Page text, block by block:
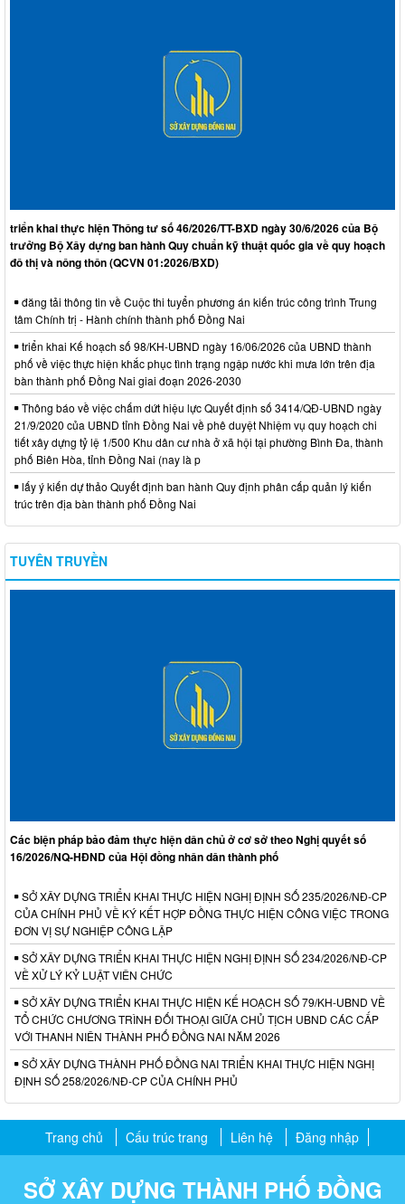
triển khai thực hiện Thông tư số 46/2026/TT-BXD ngày 30/6/2026 của Bộ
trưởng Bộ Xây dựng ban hành Quy chuẩn kỹ thuật quốc gia về quy hoạch
đô thị và nông thôn (QCVN 01:2026/BXD)
đăng tải thông tin về Cuộc thi tuyển phương án kiến trúc công trình Trung
tâm Chính trị - Hành chính thành phố Đồng Nai
triển khai Kế hoạch số 98/KH-UBND ngày 16/06/2026 của UBND thành
phố về việc thực hiện khắc phục tình trạng ngập nước khi mưa lớn trên địa
bàn thành phố Đồng Nai giai đoạn 2026-2030
Thông báo về việc chấm dứt hiệu lực Quyết định số 3414/QĐ-UBND ngày
21/9/2020 của UBND tỉnh Đồng Nai về phê duyệt Nhiệm vụ quy hoạch chi
tiết xây dựng tỷ lệ 1/500 Khu dân cư nhà ở xã hội tại phường Bình Đa, thành
phố Biên Hòa, tỉnh Đồng Nai (nay là p
lấy ý kiến dự thảo Quyết định ban hành Quy định phân cấp quản lý kiến
trúc trên địa bàn thành phố Đồng Nai
TUYÊN TRUYỀN
Các biện pháp bảo đảm thực hiện dân chủ ở cơ sở theo Nghị quyết số
16/2026/NQ-HĐND của Hội đồng nhân dân thành phố
SỞ XÂY DỰNG TRIỂN KHAI THỰC HIỆN NGHỊ ĐỊNH SỐ 235/2026/NĐ-CP
CỦA CHÍNH PHỦ VỀ KÝ KẾT HỢP ĐỒNG THỰC HIỆN CÔNG VIỆC TRONG
ĐƠN VỊ SỰ NGHIỆP CÔNG LẬP
SỞ XÂY DỰNG TRIỂN KHAI THỰC HIỆN NGHỊ ĐỊNH SỐ 234/2026/NĐ-CP
VỀ XỬ LÝ KỶ LUẬT VIÊN CHỨC
SỞ XÂY DỰNG TRIỂN KHAI THỰC HIỆN KẾ HOẠCH SỐ 79/KH-UBND VỀ
TỔ CHỨC CHƯƠNG TRÌNH ĐỐI THOẠI GIỮA CHỦ TỊCH UBND CÁC CẤP
VỚI THANH NIÊN THÀNH PHỐ ĐỒNG NAI NĂM 2026
SỞ XÂY DỰNG THÀNH PHỐ ĐỒNG NAI TRIỂN KHAI THỰC HIỆN NGHỊ
ĐỊNH SỐ 258/2026/NĐ-CP CỦA CHÍNH PHỦ
Trang chủ Cấu trúc trang Liên hệ Đăng nhập
SỞ XÂY DỰNG THÀNH PHỐ ĐỒNG